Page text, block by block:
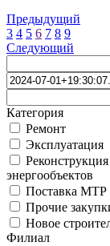
Предыдущий
3 4 5 6 7 8 9
Следующий
Категория
Ремонт
Эксплуатация
энергообъектов
Поставка МТР
Прочие
Новое
Филиал